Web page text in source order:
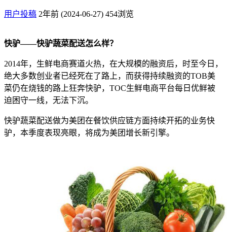
用户投稿 2年前 (2024-06-27) 454浏览
快驴——快驴蔬菜配送怎么样？
2014年，生鲜电商赛道火热，在大规模的融资后，时至今日，
绝大多数创业者已经死在了路上，而获得持续融资的TOB美
菜仍在烧钱的路上狂奔快驴，TOC生鲜电商平台每日优鲜被
迫困守一线，无法下沉。
快驴蔬菜配送做为美团在餐饮供应链方面持续开拓的业务快
驴，本季度表现亮眼，将成为美团增长新引擎。